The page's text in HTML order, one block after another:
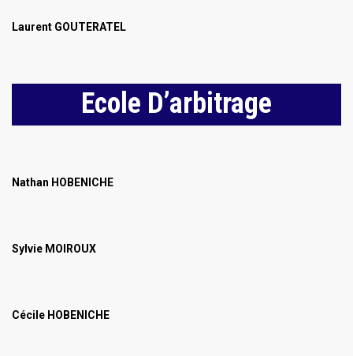
Laurent GOUTERATEL
Ecole D’arbitrage
Nathan HOBENICHE
Sylvie MOIROUX
Cécile HOBENICHE